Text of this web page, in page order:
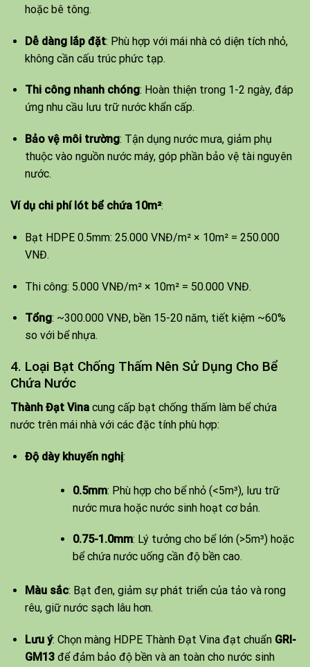
hoặc bê tông.
Dễ dàng lắp đặt: Phù hợp với mái nhà có diện tích nhỏ,
không cần cấu trúc phức tạp.
Thi công nhanh chóng: Hoàn thiện trong 1-2 ngày, đáp
ứng nhu cầu lưu trữ nước khẩn cấp.
Bảo vệ môi trường: Tận dụng nước mưa, giảm phụ
thuộc vào nguồn nước máy, góp phần bảo vệ tài nguyên
nước.
Ví dụ chi phí lót bể chứa 10m²:
Bạt HDPE 0.5mm: 25.000 VNĐ/m² × 10m² = 250.000
VNĐ.
Thi công: 5.000 VNĐ/m² × 10m² = 50.000 VNĐ.
Tổng: ~300.000 VNĐ, bền 15-20 năm, tiết kiệm ~60%
so với bể nhựa.
4. Loại Bạt Chống Thấm Nên Sử Dụng Cho Bể
Chứa Nước
Thành Đạt Vina cung cấp bạt chống thấm làm bể chứa
nước trên mái nhà với các đặc tính phù hợp:
Độ dày khuyến nghị:
0.5mm: Phù hợp cho bể nhỏ (<5m³), lưu trữ
nước mưa hoặc nước sinh hoạt cơ bản.
0.75-1.0mm: Lý tưởng cho bể lớn (>5m³) hoặc
bể chứa nước uống cần độ bền cao.
Màu sắc: Bạt đen, giảm sự phát triển của tảo và rong
rêu, giữ nước sạch lâu hơn.
Lưu ý: Chọn màng HDPE Thành Đạt Vina đạt chuẩn GRI-
GM13để đảm bảo độ bền và an toàn cho nước sinh